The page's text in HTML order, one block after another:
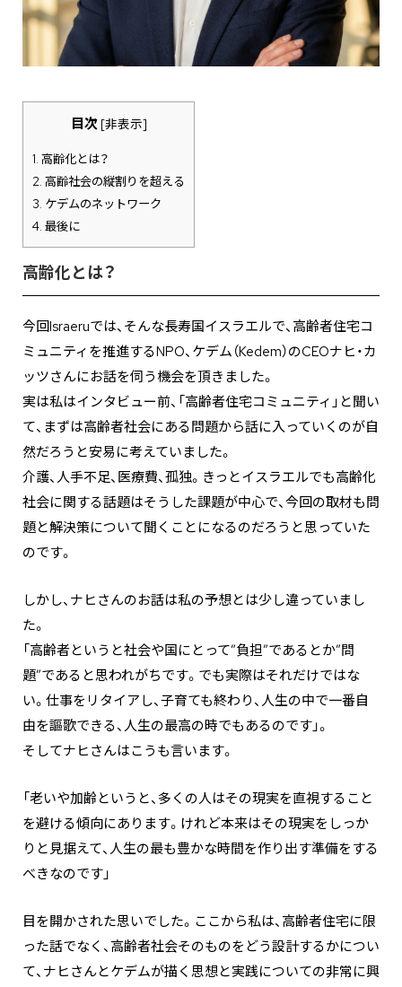
目次 [非表示]
1. 高齢化とは？
2. 高齢社会の縦割りを超える
3. ケデムのネットワーク
4. 最後に
高齢化とは？
今回Israeruでは、そんな長寿国イスラエルで、高齢者住宅コ
ミュニティを推進するNPO、ケデム（Kedem）のCEOナヒ・カ
ッツさんにお話を伺う機会を頂きました。
実は私はインタビュー前、「高齢者住宅コミュニティ」と聞い
て、まずは高齢者社会にある問題から話に入っていくのが自
然だろうと安易に考えていました。
介護、人手不足、医療費、孤独――。きっとイスラエルでも高齢化
社会に関する話題はそうした課題が中心で、今回の取材も問
題と解決策について聞くことになるのだろうと思っていた
のです。
しかし、ナヒさんのお話は私の予想とは少し違っていまし
た。
「高齢者というと社会や国にとって”負担”であるとか”問
題”であると思われがちです。でも実際はそれだけではな
い。仕事をリタイアし、子育ても終わり、人生の中で一番自
由を謳歌できる、人生の最高の時でもあるのです」。
そしてナヒさんはこうも言います。
「老いや加齢というと、多くの人はその現実を直視すること
を避ける傾向にあります。けれど本来はその現実をしっか
りと見据えて、人生の最も豊かな時間を作り出す準備をする
べきなのです」
目を開かされた思いでした。ここから私は、高齢者住宅に限
った話でなく、高齢者社会そのものをどう設計するかについ
て、ナヒさんとケデムが描く思想と実践についての非常に興